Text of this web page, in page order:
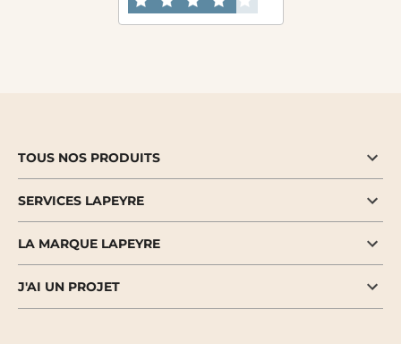
TOUS NOS PRODUITS
SERVICES LAPEYRE
LA MARQUE LAPEYRE
J'AI UN PROJET